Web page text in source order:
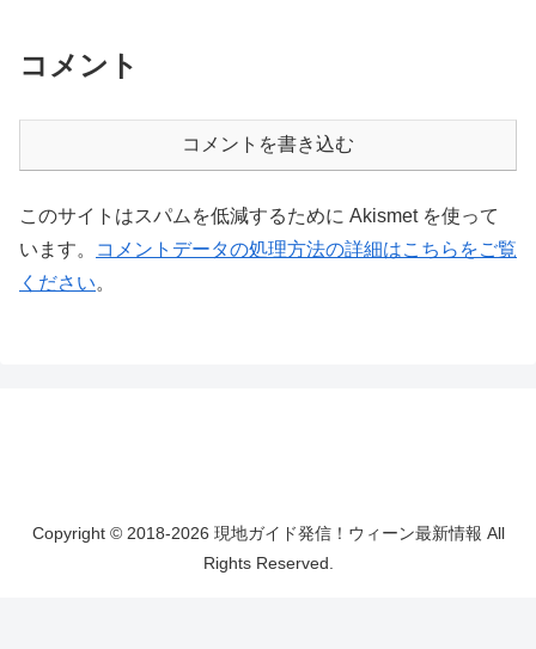
コメント
コメントを書き込む
このサイトはスパムを低減するために Akismet を使って
います。
コメントデータの処理方法の詳細はこちらをご覧
ください。
Copyright © 2018-2026 現地ガイド発信！ウィーン最新情報 All
Rights Reserved.